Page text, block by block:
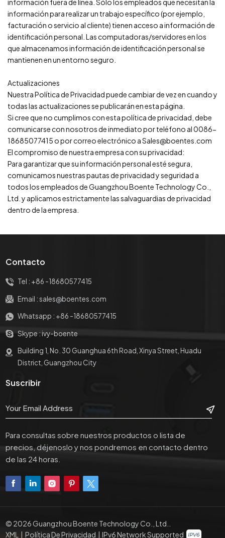
información para realizar un trabajo específico (por ejemplo,
facturación o servicio al cliente) tienen acceso a información de
identificación personal. Las computadoras/servidores en los
que almacenamos información de identificación personal se
mantienen en un entorno seguro.
Actualizaciones
Nuestra Política de Privacidad puede cambiar de vez en cuando y
todas las actualizaciones se publicarán en esta página.
Si cree que no cumplimos con esta política de privacidad, debe
comunicarse con nosotros de inmediato por teléfono al 0086-
18685077415 o por correo electrónico a Sales@boentes.com
El compromiso de nuestra empresa con su privacidad:
Para garantizar que su información personal esté segura,
comunicamos nuestras pautas de privacidad y seguridad a
todos los empleados de Guangzhou Boente Technology Co.,
Ltd. y aplicamos estrictamente las salvaguardias de privacidad
dentro de la empresa.
Contacto
Tel : +86 -18680577415
Email :sales@boentes.com
Whatsapp : +86 -18680577415
Skype : ivy-boente
Building 1, No. 30 Guanghua 6th Road, Xinya Street, Huadu
District, Guangzhou City
Suscribir
Para consultas sobre nuestros productos o lista de
precios, déjenoslo y nos pondremos en contacto dentro
de las 24 horas.
© 2026 Guangzhou Boente Technology Co., Ltd..
XML | Política De Privacidad | IPv6 Network Supported